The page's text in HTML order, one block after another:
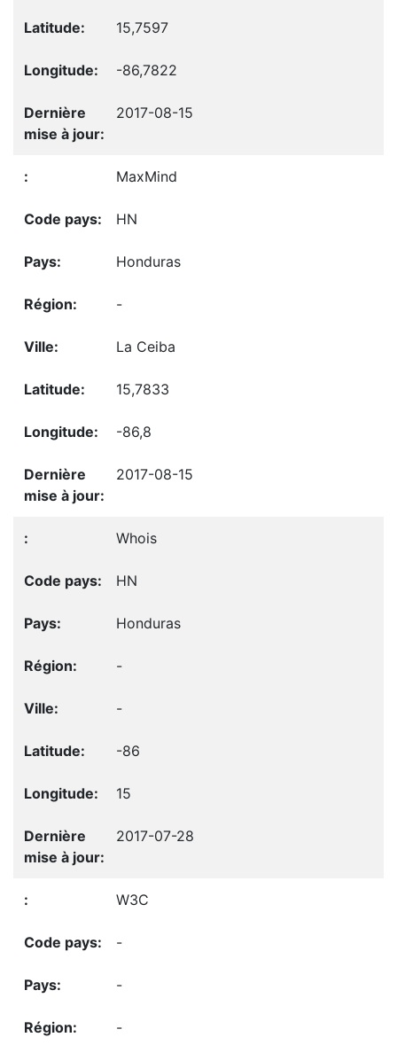
15,7597
-86,7822
2017-08-15
MaxMind
HN
Honduras
-
La Ceiba
15,7833
-86,8
2017-08-15
Whois
HN
Honduras
-
-
-86
15
2017-07-28
W3C
-
-
-